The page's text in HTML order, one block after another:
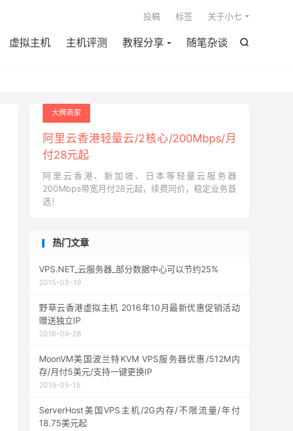

虚拟主机 主机评测 教程分享 随笔杂谈
投稿 标签 关于小七
大牌商家
阿里云香港轻量云/2核心/200Mbps/月
付28元起
阿里云香港、新加坡、日本等轻量云服务器
200Mbps带宽月付28元起，续费同价，稳定业务首
选！
热门文章
VPS.NET_云服务器_部分数据中心可以节约25%
2015-03-19
野草云香港虚拟主机 2016年10月最新优惠促销活动
赠送独立IP
2016-09-28
MoonVM美国波兰特KVM VPS服务器优惠/512M内
存/月付5美元/支持一键更换IP
2019-05-15
ServerHost美国VPS主机/2G内存/不限流量/年付
18.75美元起